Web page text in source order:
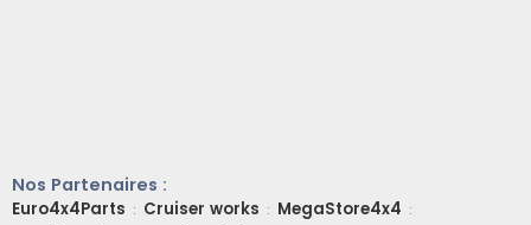
Nos Partenaires :
Euro4x4Parts : Cruiser works : MegaStore4x4 :